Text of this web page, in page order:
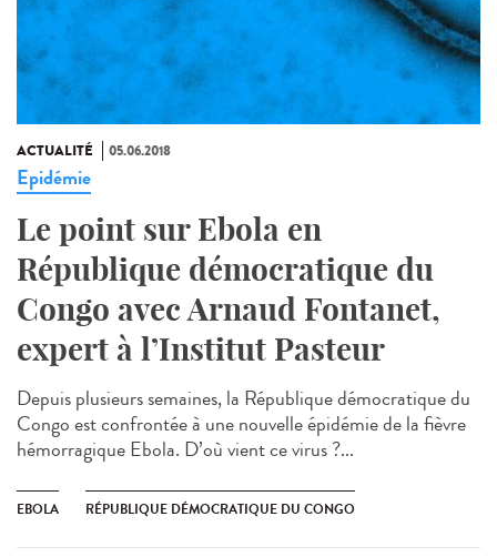
ACTUALITÉ 05.06.2018
Epidémie
Le point sur Ebola en
République démocratique du
Congo avec Arnaud Fontanet,
expert à l’Institut Pasteur
Depuis plusieurs semaines, la République démocratique du
Congo est confrontée à une nouvelle épidémie de la fièvre
hémorragique Ebola. D’où vient ce virus ?...
EBOLA RÉPUBLIQUE DÉMOCRATIQUE DU CONGO